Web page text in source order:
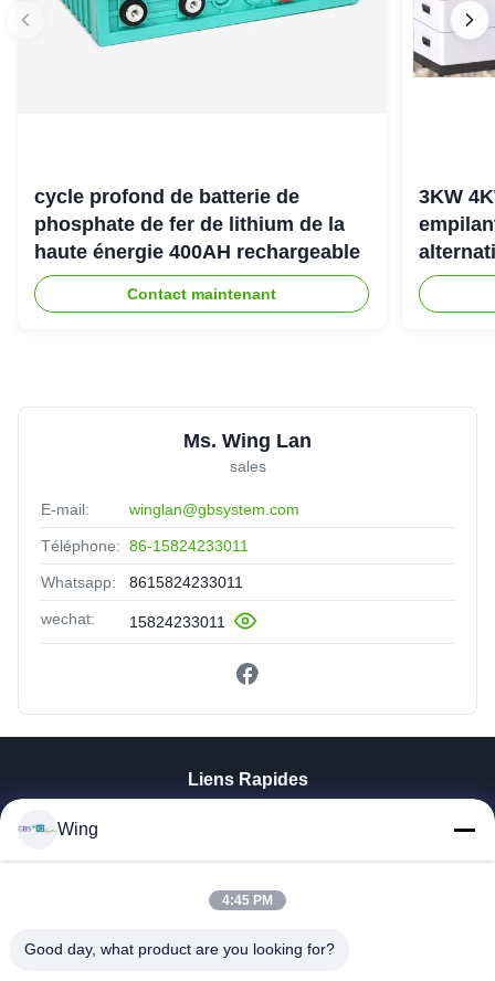
cycle profond de batterie de
phosphate de fer de lithium de la
haute énergie 400AH rechargeable
Contact maintenant
3KW
Ms. Wing Lan
sales
E-mail: winglan@gbsystem.com
Téléphone: 86-15824233011
Whatsapp: 8615824233011
wechat: 15824233011
Liens Rapides
Le Spectacle VR
Visite De L'usine
Wing
4:45 PM
Good day, what product are you looking for?